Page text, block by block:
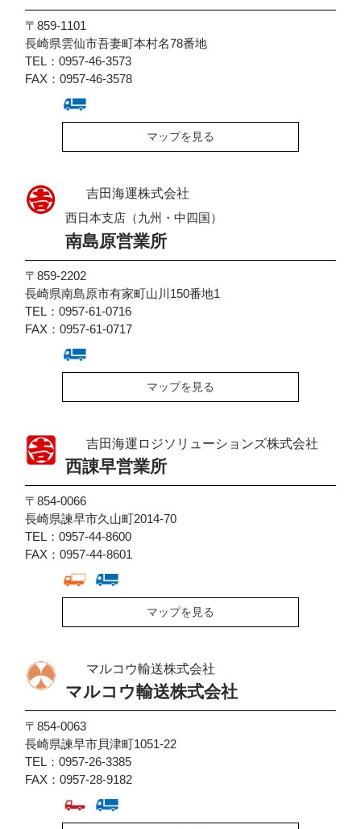
〒859-1101
長崎県雲仙市吾妻町本村名78番地
TEL：0957-46-3573
FAX：0957-46-3578
マップを見る
吉田海運株式会社
西日本支店（九州・中四国）
南島原営業所
〒859-2202
長崎県南島原市有家町山川150番地1
TEL：0957-61-0716
FAX：0957-61-0717
マップを見る
吉田海運ロジソリューションズ株式会社
西諌早営業所
〒854-0066
長崎県諫早市久山町2014-70
TEL：0957-44-8600
FAX：0957-44-8601
マップを見る
マルコウ輸送株式会社
マルコウ輸送株式会社
〒854-0063
長崎県諫早市貝津町1051-22
TEL：0957-26-3385
FAX：0957-28-9182